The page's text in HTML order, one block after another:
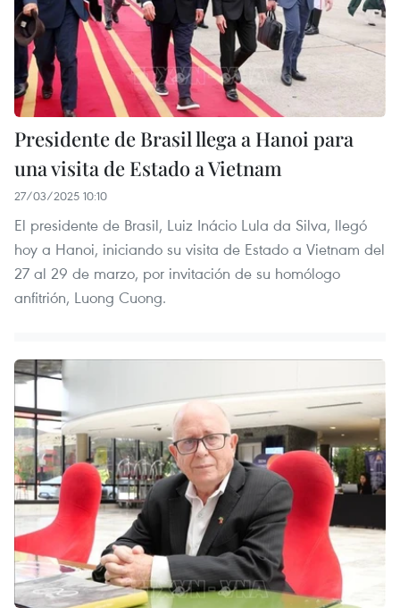
Presidente de Brasil llega a Hanoi para
una visita de Estado a Vietnam
27/03/2025 10:10
El presidente de Brasil, Luiz Inácio Lula da Silva, llegó
hoy a Hanoi, iniciando su visita de Estado a Vietnam del
27 al 29 de marzo, por invitación de su homólogo
anfitrión, Luong Cuong.